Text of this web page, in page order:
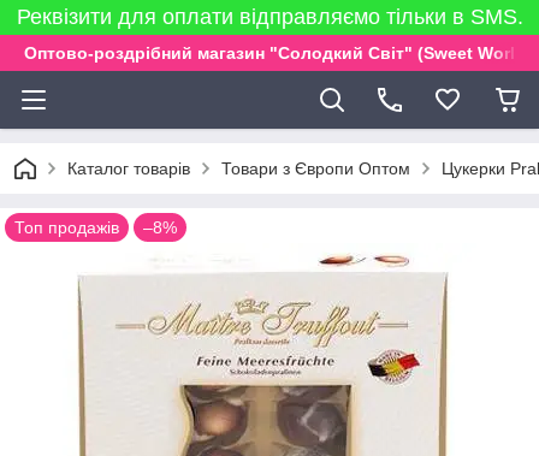
Реквізити для оплати відправляємо тільки в SMS.
Оптово-роздрібний магазин "Солодкий Світ" (Sweet World)
Каталог товарів Товари з Європи Оптом Цукерки
Топ продажів –8%